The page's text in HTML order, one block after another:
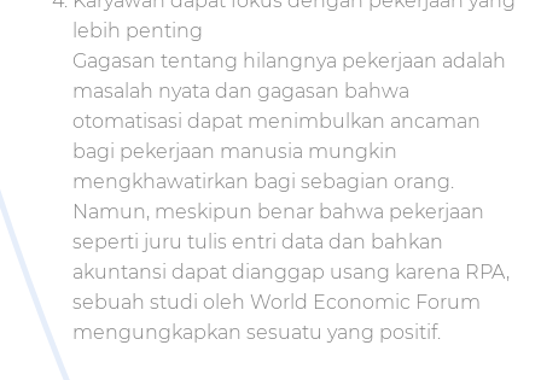
lebih penting
Gagasan tentang hilangnya pekerjaan adalah
masalah nyata dan gagasan bahwa
otomatisasi dapat menimbulkan ancaman
bagi pekerjaan manusia mungkin
mengkhawatirkan bagi sebagian orang.
Namun, meskipun benar bahwa pekerjaan
seperti juru tulis entri data dan bahkan
akuntansi dapat dianggap usang karena RPA,
sebuah studi oleh World Economic Forum
mengungkapkan sesuatu yang positif.